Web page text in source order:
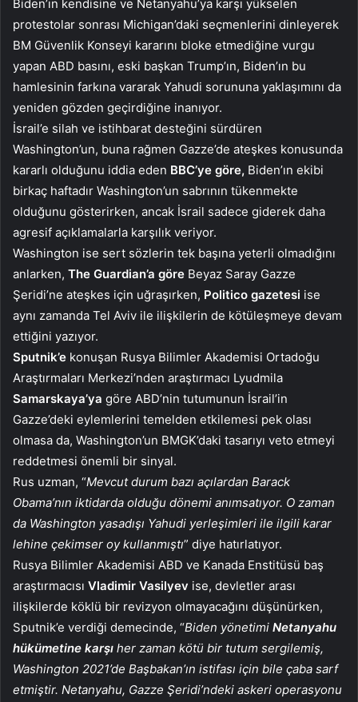
Biden’ın kendisine ve Netanyahu’ya karşı yükselen
protestolar sonrası Michigan’daki seçmenlerini dinleyerek
BM Güvenlik Konseyi kararını bloke etmediğine vurgu
yapan ABD basını, eski başkan Trump’ın, Biden’ın bu
hamlesinin farkına vararak Yahudi sorununa yaklaşımını da
yeniden gözden geçirdiğine inanıyor.
İsrail’e silah ve istihbarat desteğini sürdüren
Washington’un, buna rağmen Gazze’de ateşkes konusunda
kararlı olduğunu iddia eden BBC’ye göre, Biden’ın ekibi
birkaç haftadır Washington’un sabrının tükenmekte
olduğunu gösterirken, ancak İsrail sadece giderek daha
agresif açıklamalarla karşılık veriyor.
Washington ise sert sözlerin tek başına yeterli olmadığını
anlarken, The Guardian’a göre Beyaz Saray Gazze
Şeridi’ne ateşkes için uğraşırken, Politico gazetesi ise
aynı zamanda Tel Aviv ile ilişkilerin de kötüleşmeye devam
ettiğini yazıyor.
Sputnik’e konuşan Rusya Bilimler Akademisi Ortadoğu
Araştırmaları Merkezi’nden araştırmacı Lyudmila
Samarskaya’ya göre ABD’nin tutumunun İsrail’in
Gazze’deki eylemlerini temelden etkilemesi pek olası
olmasa da, Washington’un BMGK’daki tasarıyı veto etmeyi
reddetmesi önemli bir sinyal.
Rus uzman, “Mevcut durum bazı açılardan Barack
Obama’nın iktidarda olduğu dönemi anımsatıyor. O zaman
da Washington yasadışı Yahudi yerleşimleri ile ilgili karar
lehine çekimser oy kullanmıştı” diye hatırlatıyor.
Rusya Bilimler Akademisi ABD ve Kanada Enstitüsü baş
araştırmacısı Vladimir Vasilyev ise, devletler arası
ilişkilerde köklü bir revizyon olmayacağını düşünürken,
Sputnik’e verdiği demecinde, “Biden yönetimi Netanyahu
hükümetine karşı her zaman kötü bir tutum sergilemiş,
Washington 2021’de Başbakan’ın istifası için bile çaba sarf
etmiştir. Netanyahu, Gazze Şeridi’ndeki askeri operasyonu